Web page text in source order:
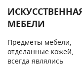
МЕБЕЛИ
Предметы мебели,
отделанные кожей,
всегда являлись